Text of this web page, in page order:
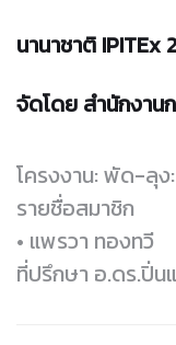
นานาชาติ IPITEx
จัดโดย สำนักงาน
โครงงาน: พัด-ลุง
รายชื่อสมาชิก
• แพรวา ทองทวี
ที่ปรึกษา อ.ดร.ปิ่น